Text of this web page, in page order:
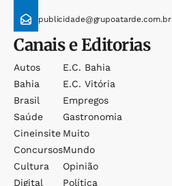
publicidade@grupoatarde.com.br
Canais e Editorias
Autos
Bahia
Brasil
Saúde
Cineinsite
Concursos
Cultura
Digital
E.c. Bahia
E.c. Vitória
Empregos
Gastronomia
Muito
Mundo
Opinião
Política